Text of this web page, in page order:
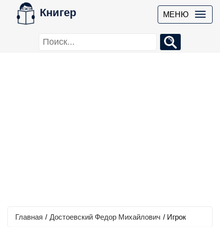
Книгер МЕНЮ
Главная / Достоевский Федор Михайлович / Игрок